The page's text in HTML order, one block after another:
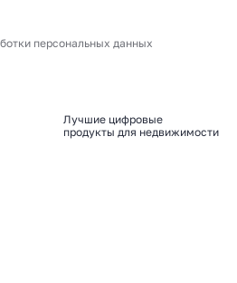
персональных данных
Лучшие цифровые
продукты для недвижимости